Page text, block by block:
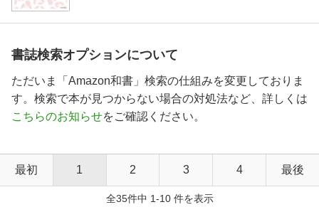
書誌検索オプションについて
ただいま「Amazon和書」検索の仕組みを変更しておりま
す。検索で本が見つからない場合の対処法など、詳しくは
こちらのお知らせをご確認ください。
最初 1 2 3 4 最後
全35件中 1-10 件を表示